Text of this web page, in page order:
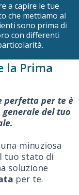
a capire le tue
che mettiamo al
sono prima di
con differenti
la Prima
perfetta per te è
del tuo
minuziosa
tuo stato di
soluzione
per te.